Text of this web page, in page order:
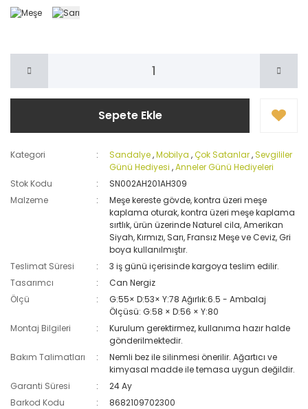
Sepete Ekle
Kategori Sandalye,Mobilya ,Çok Satanlar,Sevgililer
Günü Hediyesi ,Anneler Günü Hediyeleri
Stok Kodu
SN002AH201AH309
Malzeme
Meşe kereste gövde, kontra üzeri meşe
kaplama oturak, kontra üzeri meşe kaplama
sırtlık, ürün üzerinde Naturel cila, Amerikan
Siyah, Kırmızı, Sarı, Fransız Meşe ve Ceviz, Gri
boya kullanılmıştır.
Teslimat Süresi
3 iş günü içerisinde kargoya teslim edilir.
Tasarımcı
Can Nergiz
Ölçü
G:55× D:53× Y:78 Ağırlık:6.5 - Ambalaj
Ölçüsü: G:58 × D:56 × Y:80
Montaj Bilgileri
Kurulum gerektirmez, kullanıma hazır halde
gönderilmektedir.
Bakım Talimatları
Nemli bez ile silinmesi önerilir. Ağartıcı ve
kimyasal madde ile temasa uygun değildir.
Garanti Süresi
24 Ay
Barkod Kodu
8682109702300